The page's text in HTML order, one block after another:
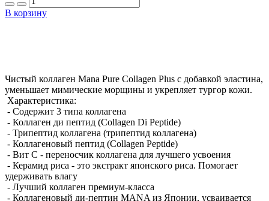
В корзину
Чистый коллаген Mana Pure Collagen Plus с добавкой эластина,
уменьшает мимические морщины и укрепляет тургор кожи.
Характеристика:
- Содержит 3 типа коллагена
- Коллаген ди пептид (Collagen Di Peptide)
- Трипептид коллагена (трипептид коллагена)
- Коллагеновый пептид (Collagen Peptide)
- Вит С - переносчик коллагена для лучшего усвоения
- Керамид риса - это экстракт японского риса. Помогает
удерживать влагу
- Лучший коллаген премиум-класса
- Коллагеновый ди-пептин MANA из Японии, усваивается